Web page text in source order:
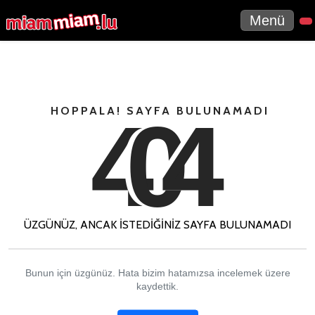
Menü
HOPPALA! SAYFA BULUNAMADI
404
ÜZGÜNÜZ, ANCAK ISTEDIĞINIZ SAYFA BULUNAMADI
Bunun için üzgünüz. Hata bizim hatamızsa incelemek üzere
kaydettik.